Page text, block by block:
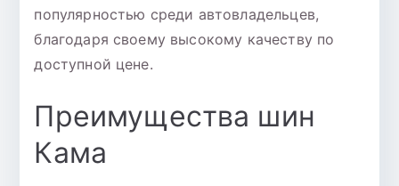
популярностью среди автовладельцев,
благодаря своему высокому качеству по
доступной цене.
Преимущества шин
Кама